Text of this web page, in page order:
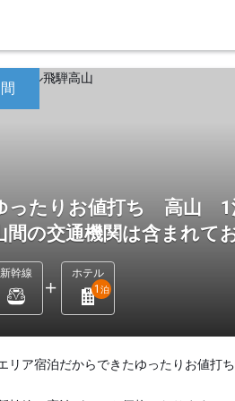
ったりお値打ち 高山 1
間の交通機関は含まれて
新幹線
ホテル
1 泊
リア宿泊だからできたゆったりお値打ち